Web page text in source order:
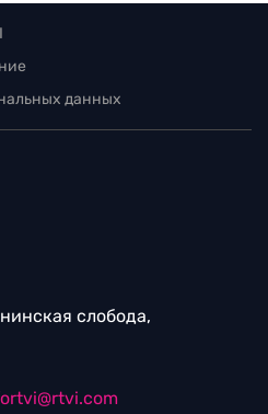
данных
слобода,